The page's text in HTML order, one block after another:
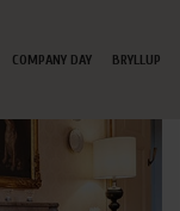
COMPANY DAY BRYLLUP